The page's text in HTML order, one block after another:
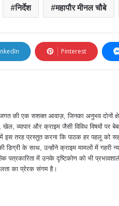
निर्देश महापौर मीनल चौबे
Pinterest
की एक सशक्त आवाज़, जिनका अनुभव दोनों
व्यापार और क्राइम जैसी विविध विषयों
में इस तरह प्रस्तुत करना कि पाठक हर पहलू
के साथ, उन्होंने क्राइम मामलों में गहरी
पत्रकारिता में उनके दृष्टिकोण को भी
का प्रेरक संगम है।